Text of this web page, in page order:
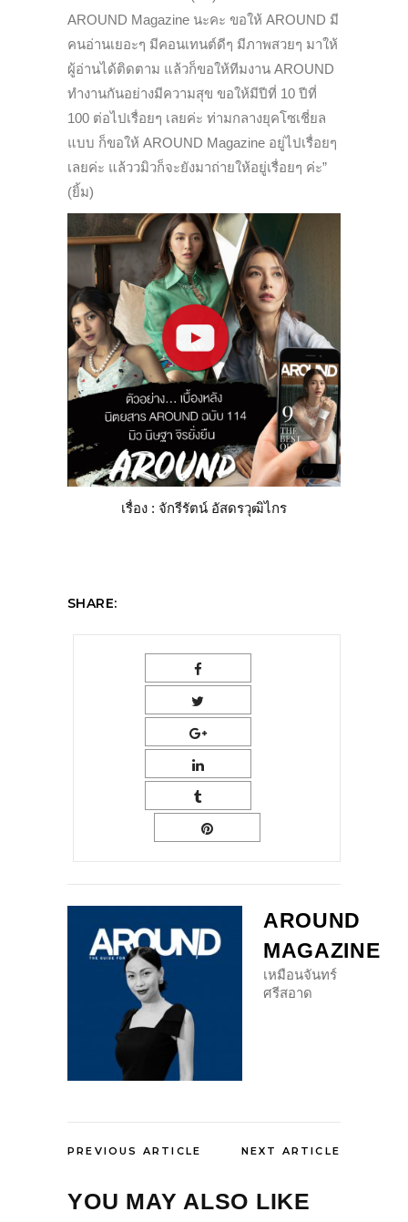
AROUND Magazine นะคะ ขอให้ AROUND มี
คนอ่านเยอะๆ มีคอนเทนต์ดีๆ มีภาพสวยๆ มาให้
ผู้อ่านได้ติดตาม แล้วก็ขอให้ทีมงาน AROUND
ทำงานกันอย่างมีความสุข ขอให้มีปีที่ 10 ปีที่
100 ต่อไปเรื่อยๆ เลยค่ะ ท่ามกลางยุคโซเชี่ยล
แบบ ก็ขอให้ AROUND Magazine อยู่ไปเรื่อยๆ
เลยค่ะ แล้ววมิวก็จะยังมาถ่ายให้อยู่เรื่อยๆ ค่ะ”
(ยิ้ม)
เรื่อง : จักรีรัตน์ อัสดรวุฒิไกร
SHARE:
AROUND
MAGAZINE
เหมือนจันทร์
ศรีสอาด
PREVIOUS ARTICLE NEXT ARTICLE
YOU MAY ALSO LIKE